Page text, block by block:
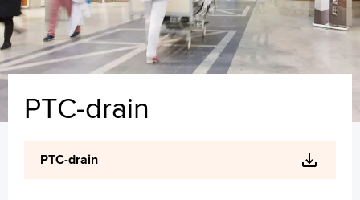
MijnASz
PTC-drain
PTC-drain